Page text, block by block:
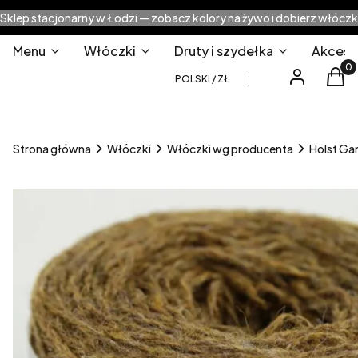
Sklep stacjonarny w Łodzi — zobacz kolory na żywo i dobierz
Menu Włóczki Druty i szydełka
POLSKI / ZŁ Zaloguj się
Strona główna Włóczki Włóczki wg producenta Holst